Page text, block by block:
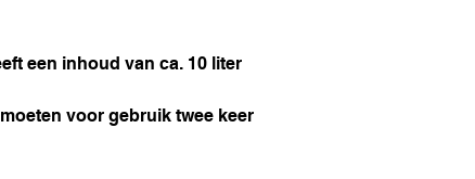
een inhoud van ca. 10 liter
voor gebruik twee keer